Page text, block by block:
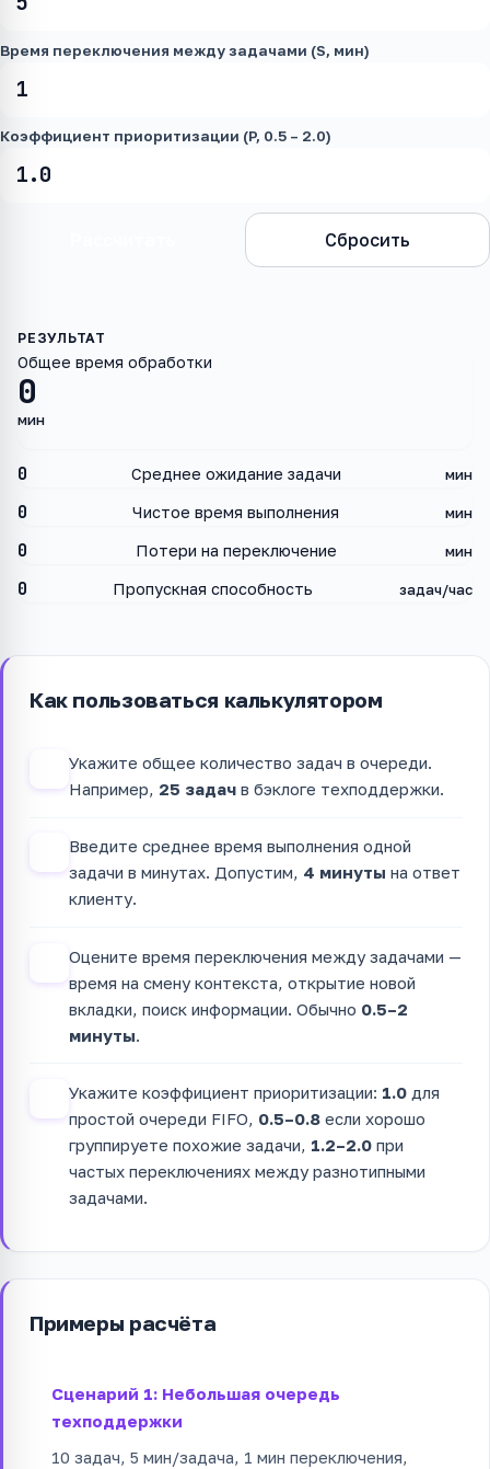
Время переключения между задачами (S, мин)
Коэффициент приоритизации (P, 0.5 – 2.0)
Сбросить
0
Общее время обработки
мин
0 Среднее ожидание задачи мин
0 Чистое время выполнения мин
0 Потери на переключение мин
0 Пропускная способность задач/час
Как пользоваться калькулятором
Укажите общее количество задач в очереди.
Например, 25 задач в бэклоге техподдержки.
Введите среднее время выполнения одной
задачи в минутах. Допустим, 4 минуты на ответ
клиенту.
Оцените время переключения между задачами —
время на смену контекста, открытие новой
вкладки, поиск информации. Обычно 0.5–2
минуты
Укажите коэффициент приоритизации: 1.0 для
простой очереди FIFO, 0.5–0.8 если хорошо
группируете похожие задачи, 1.2–2.0 при
частых переключениях между разнотипными
задачами.
Примеры расчёта
Сценарий 1: Небольшая очередь
техподдержки
10 задач, 5 мин/задача, 1 мин переключения,